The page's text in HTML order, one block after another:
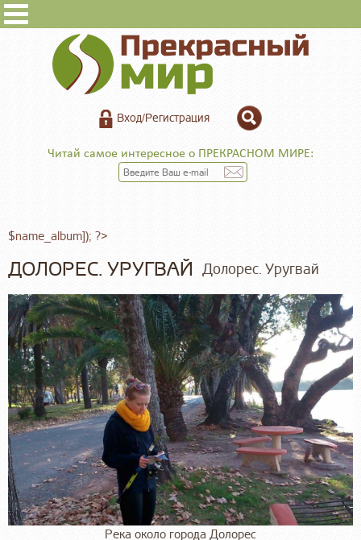
Вход/Регистрация
Читай самое интересное о ПРЕКРАСНОМ МИРЕ:
$name_album]); ?>
ДОЛОРЕС. УРУГВАЙ Долорес. Уругвай
Река около города Долорес